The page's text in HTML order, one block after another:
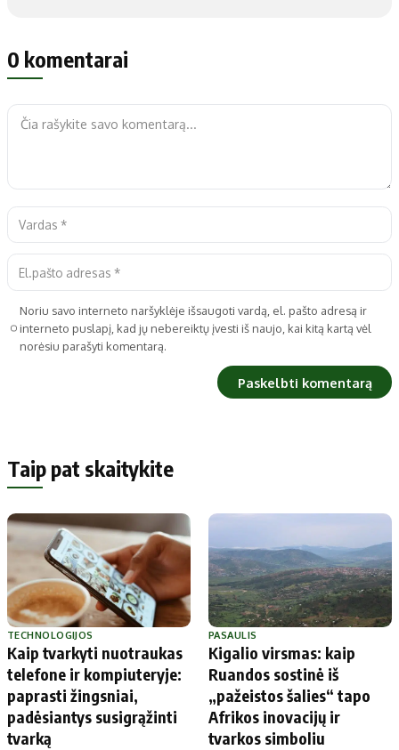
0 komentarai
Noriu savo interneto naršyklėje išsaugoti vardą, el. pašto adresą ir
interneto puslapį, kad jų nebereiktų įvesti iš naujo, kai kitą kartą vėl
norėsiu parašyti komentarą.
Taip pat skaitykite
TECHNOLOGIJOS
Kaip tvarkyti nuotraukas
telefone ir kompiuteryje:
paprasti žingsniai,
padėsiantys susigrąžinti
tvarką
PASAULIS
Kigalio virsmas: kaip
Ruandos sostinė iš
„pažeistos šalies“ tapo
Afrikos inovacijų ir
tvarkos simboliu